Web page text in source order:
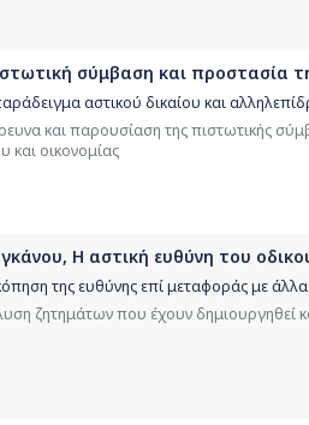
σύμβαση και προστασία
αστικού δικαίου και
και παρουσίαση της πιστωτικής
και οικονομίας
Η αστική ευθύνη του
της ευθύνης επί μεταφοράς με
ζητημάτων που έχουν δημιουργηθεί